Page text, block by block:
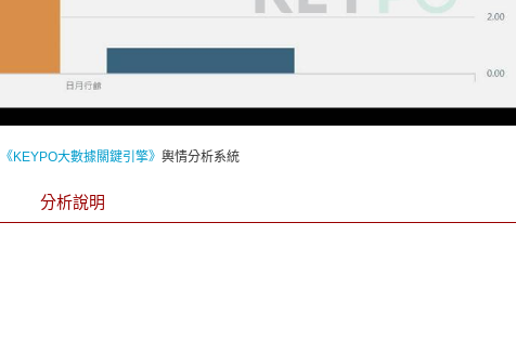
《KEYPO大數據關鍵引擎》 輿情分析系統
分析說明